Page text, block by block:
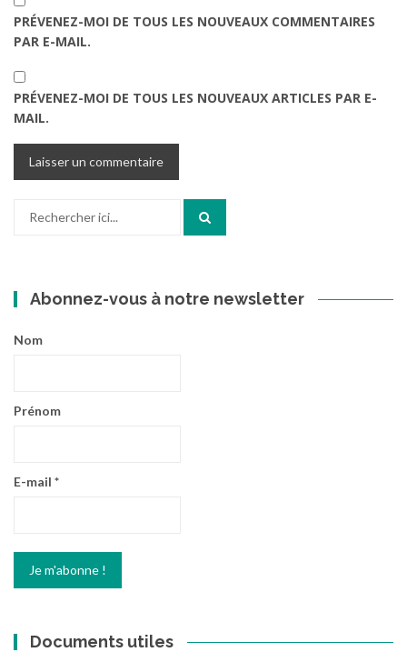
PRÉVENEZ-MOI DE TOUS LES NOUVEAUX COMMENTAIRES
PAR E-MAIL.
PRÉVENEZ-MOI DE TOUS LES NOUVEAUX ARTICLES PAR E-
MAIL.
Abonnez-vous à notre newsletter
Nom
Prénom
E-mail *
Documents utiles